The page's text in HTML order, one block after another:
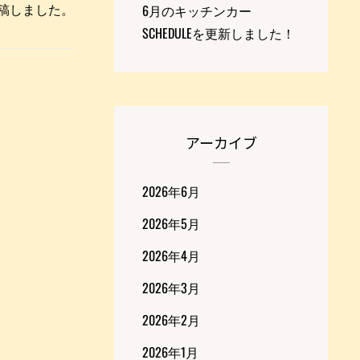
しました。
6月のキッチンカー
SCHEDULEを更新しました！
アーカイブ
2026年6月
2026年5月
2026年4月
2026年3月
2026年2月
2026年1月